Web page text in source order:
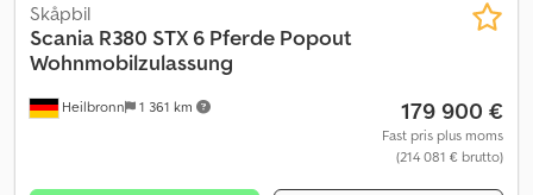
Heilbronn 1 361 km
Skåpbil
Scania R380 STX 6 Pferde Popout
Wohnmobilzulassung
179 900 €
Fast pris plus moms
(214 081 € brutto)